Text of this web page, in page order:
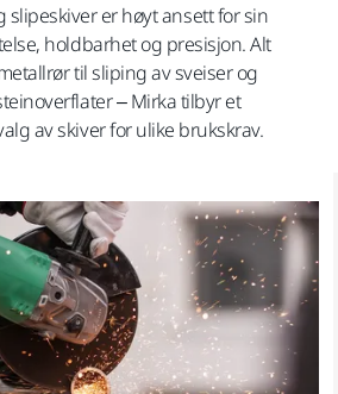
slipeskiver er høyt ansett for sin
holdbarhet og presisjon. Alt
til sliping av sveiser og
– Mirka tilbyr et
av skiver for ulike brukskrav.